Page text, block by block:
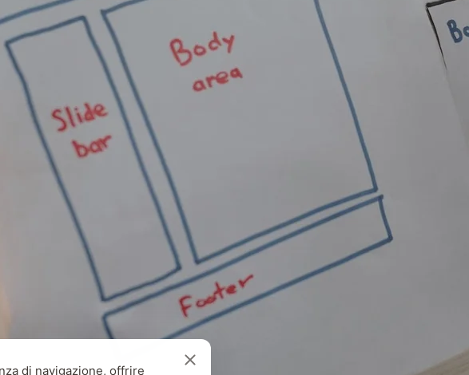
di navigazione, offrire